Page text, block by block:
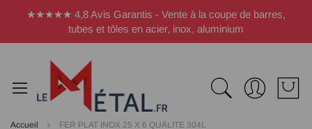
★★★★★ 4,8 Avis Garantis - Vente à la coupe de barres,
tubes et tôles en acier, inox, aluminium
Accueil FER PLAT INOX 25 X 6 QUALITE 304L